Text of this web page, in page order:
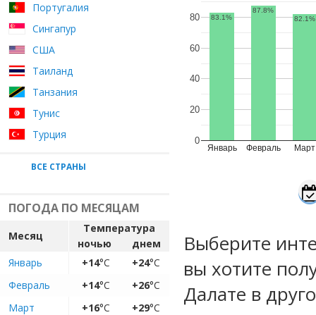
Португалия
Сингапур
США
Таиланд
Танзания
Тунис
Турция
ВСЕ СТРАНЫ
ПОГОДА ПО МЕСЯЦАМ
Месяц
Температура
ночью
днем
Январь
+14°C +24°C
Февраль
+14°C +26°C
Март
+16°C +29°C
Январь Февраль Март
0
20
40
60
80 83.1%
87.8%
82.1%
Выберите
вы хотите
Далате в